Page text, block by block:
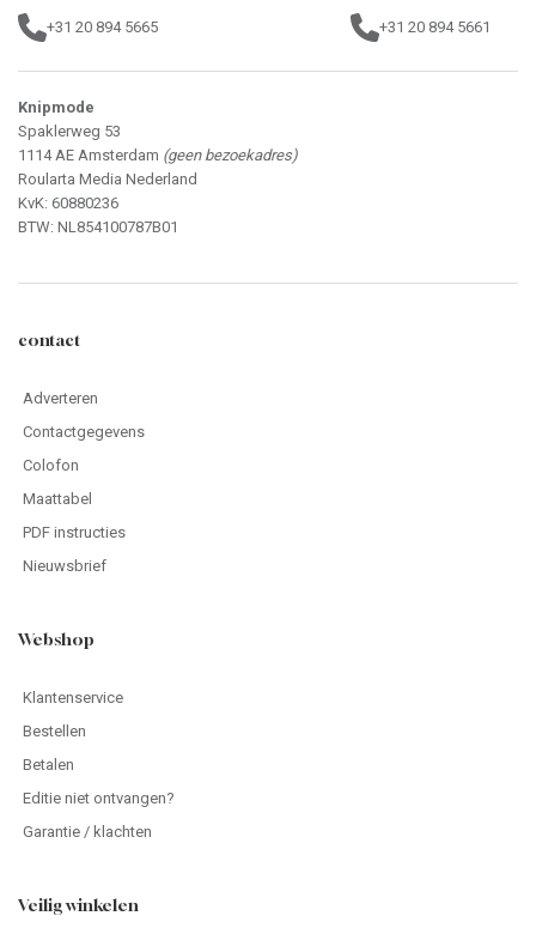
+31 20 894 5665 +31 20 894 5661
Knipmode
Spaklerweg 53
1114 AE Amsterdam (geen bezoekadres)
Roularta Media Nederland
KvK: 60880236
BTW: NL854100787B01
contact
Adverteren
Contactgegevens
Colofon
Maattabel
PDF instructies
Nieuwsbrief
Webshop
Klantenservice
Bestellen
Betalen
Editie niet ontvangen?
Garantie / klachten
Veilig winkelen